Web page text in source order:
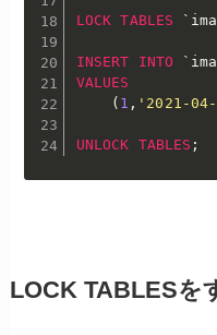
LOCK TABLES `
INSERT INTO `
VALUES
( 1 , '2021-
UNLOCK TABLES ;
LOCK TABLESを